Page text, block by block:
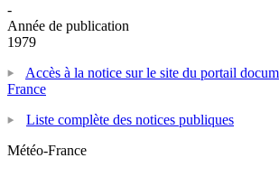
-
Année de publication
1979
Accès à la notice sur le site du portail
France
Liste complète des notices publiques
Météo-France